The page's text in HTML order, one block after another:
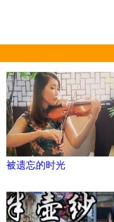
被遗忘的时光